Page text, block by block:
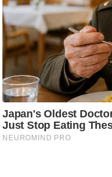
स्खे
प
र्य
ट
न
स्थ
ल
फि
ट